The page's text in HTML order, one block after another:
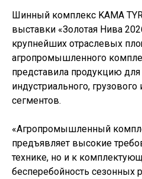
Шинный комплекс KAMA
выставки «Золотая Нива
крупнейших отраслевых
агропромышленного
представила продукцию для
индустриального,
сегментов.
«Агропромышленный
предъявляет высокие
технике, но и к
бесперебойность сезонных